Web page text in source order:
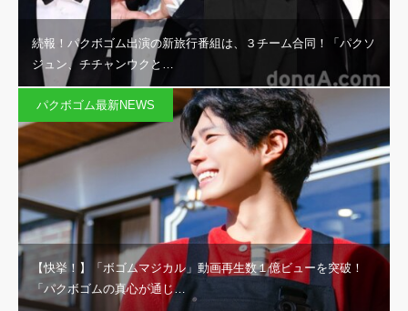
続報！パクボゴム出演の新旅行番組は、３チーム合同！「パクソ
ジュン、チチャンウクと…
パクボゴム最新NEWS
【快挙！】「ボゴムマジカル」動画再生数１億ビューを突破！
「パクボゴムの真心が通じ…